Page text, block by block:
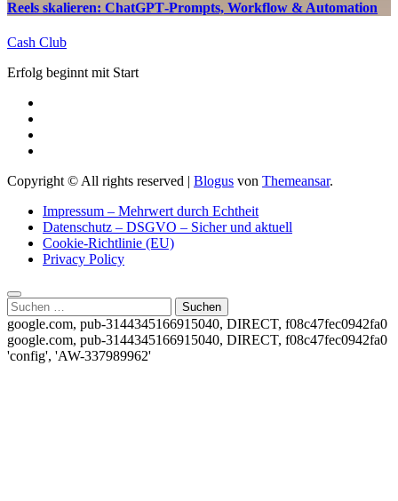
Reels skalieren: ChatGPT‑Prompts, Workflow & Automation
Cash Club
Erfolg beginnt mit Start
Copyright © All rights reserved | Blogus von Themeansar.
Impressum – Mehrwert durch Echtheit
Datenschutz – DSGVO – Sicher und aktuell
Cookie-Richtlinie (EU)
Privacy Policy
Suchen
nach:
google.com, pub-3144345166915040, DIRECT, f08c47fec0942fa0
google.com, pub-3144345166915040, DIRECT, f08c47fec0942fa0
'config', 'AW-337989962'